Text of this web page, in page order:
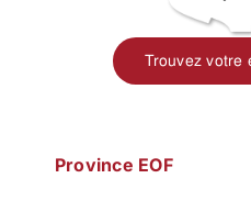
Trouvez votre
Province EOF